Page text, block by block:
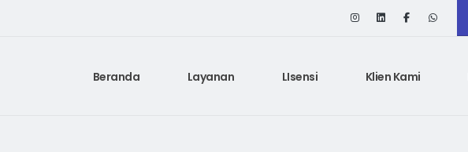
Beranda Layanan LIsensi Klien Kami